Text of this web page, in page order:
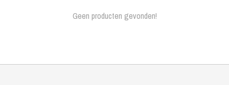
Geen producten gevonden!